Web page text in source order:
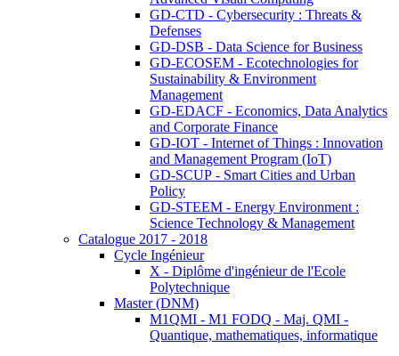
GD-CTD - Cybersecurity : Threats &
Defenses
GD-DSB - Data Science for Business
GD-ECOSEM - Ecotechnologies for
Sustainability & Environment
Management
GD-EDACF - Economics, Data Analytics
and Corporate Finance
GD-IOT - Internet of Things : Innovation
and Management Program (IoT)
GD-SCUP - Smart Cities and Urban
Policy
GD-STEEM - Energy Environment :
Science Technology & Management
Catalogue 2017 - 2018
Cycle Ingénieur
X - Diplôme d'ingénieur de l'Ecole
Polytechnique
Master (DNM)
M1QMI - M1 FODQ - Maj. QMI -
Quantique, mathematiques, informatique